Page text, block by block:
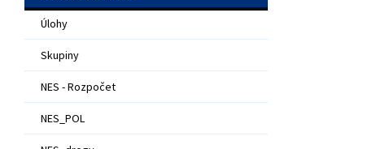
Úlohy
Skupiny
NES - Rozpočet
NES_POL